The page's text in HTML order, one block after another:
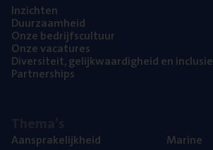
Inzich­ten
Duur­zaam­heid
Onze bedrijfs­cul­tuur
Onze vaca­tu­res
Diver­si­teit, gelijk­waar­dig­heid en inclusie
Part­ner­ships
Aan­spra­ke­lijk­heid
Mari­ne